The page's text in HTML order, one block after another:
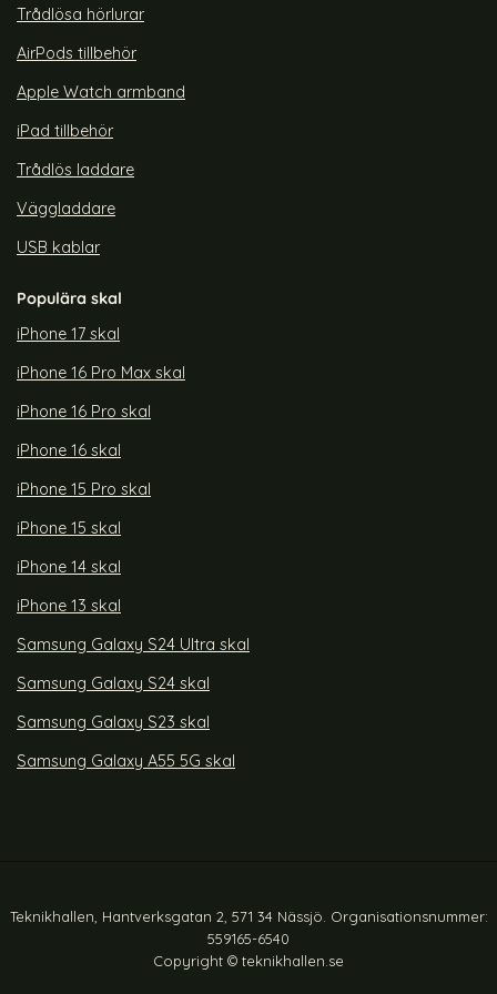
Trådlösa hörlurar
AirPods tillbehör
Apple Watch armband
iPad tillbehör
Trådlös laddare
Väggladdare
USB kablar
Populära skal
iPhone 17 skal
iPhone 16 Pro Max skal
iPhone 16 Pro skal
iPhone 16 skal
iPhone 15 Pro skal
iPhone 15 skal
iPhone 14 skal
iPhone 13 skal
Samsung Galaxy S24 Ultra skal
Samsung Galaxy S24 skal
Samsung Galaxy S23 skal
Samsung Galaxy A55 5G skal
Teknikhallen, Hantverksgatan 2, 571 34 Nässjö. Organisationsnummer:
559165-6540
Copyright © teknikhallen.se